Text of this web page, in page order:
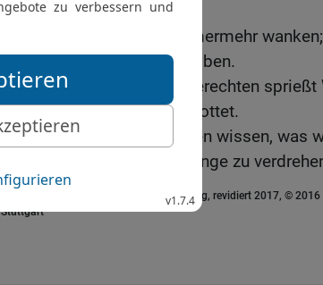
Übeltäter ist er Verderben.
Der Gerechte wird nimmermehr
werden nicht im Lande bleiben.
31 Aus dem Munde des Gerechten sprießt
falsche Zunge wird ausgerottet.
32 Die Lippen der Gerechten wissen, was
Mund des Frevlers weiß Dinge zu
Die Bibel nach Martin Luthers Übersetzung, revidiert 2017, ©
Stuttgart